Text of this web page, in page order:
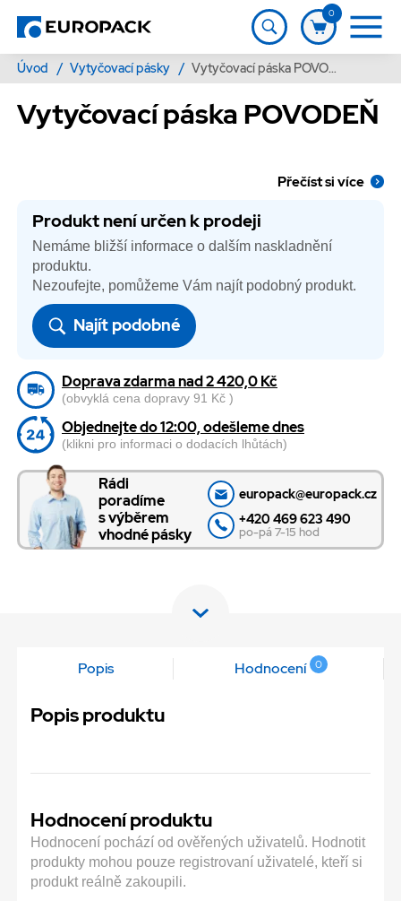
0
Úvod / Vytyčovací pásky / Vytyčovací páska POVODEŇ
Vytyčovací páska POVODEŇ
Přečíst si více
Produkt není určen k prodeji
Nemáme bližší informace o dalším naskladnění
produktu.
Nezoufejte, pomůžeme Vám najít podobný produkt.
Najít podobné
Doprava zdarma nad 2 420,0 Kč
(obvyklá cena dopravy 91 Kč )
Objednejte do 12:00, odešleme dnes
(klikni pro informaci o dodacích lhůtách)
Rádi
poradíme
s výběrem
vhodné pásky
europack@europack.cz
+420 469 623 490
po-pá 7-15 hod
Popis Hodnocení 0
Popis produktu
Hodnocení produktu
Hodnocení pochází od ověřených uživatelů. Hodnotit
produkty mohou pouze registrovaní uživatelé, kteří si
produkt reálně zakoupili.